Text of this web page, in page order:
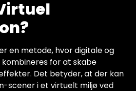
en metode, hvor digitale og
for at skabe
Det betyder, at der kan
scener i et virtuelt miljø ved